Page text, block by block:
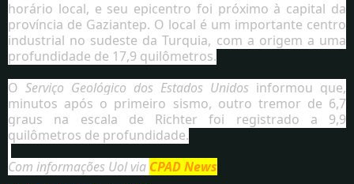
horário local, e seu epicentro foi próximo à capital da
província de Gaziantep. O local é um importante centro
industrial no sudeste da Turquia, com a origem a uma
profundidade de 17,9 quilômetros.
O Serviço Geológico dos Estados Unidos informou que,
minutos após o primeiro sismo, outro tremor de 6,7
graus na escala de Richter foi registrado a 9,9
quilômetros de profundidade.
Com informações Uol via CPAD News